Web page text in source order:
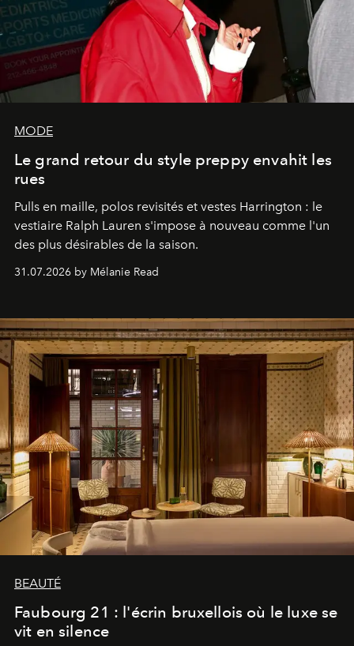
MODE
Le grand retour du style preppy envahit les
rues
Pulls en maille, polos revisités et vestes Harrington : le
vestiaire Ralph Lauren s'impose à nouveau comme l'un
des plus désirables de la saison.
31.07.2026 by Mélanie Read
BEAUTÉ
Faubourg 21 : l'écrin bruxellois où le luxe se
vit en silence